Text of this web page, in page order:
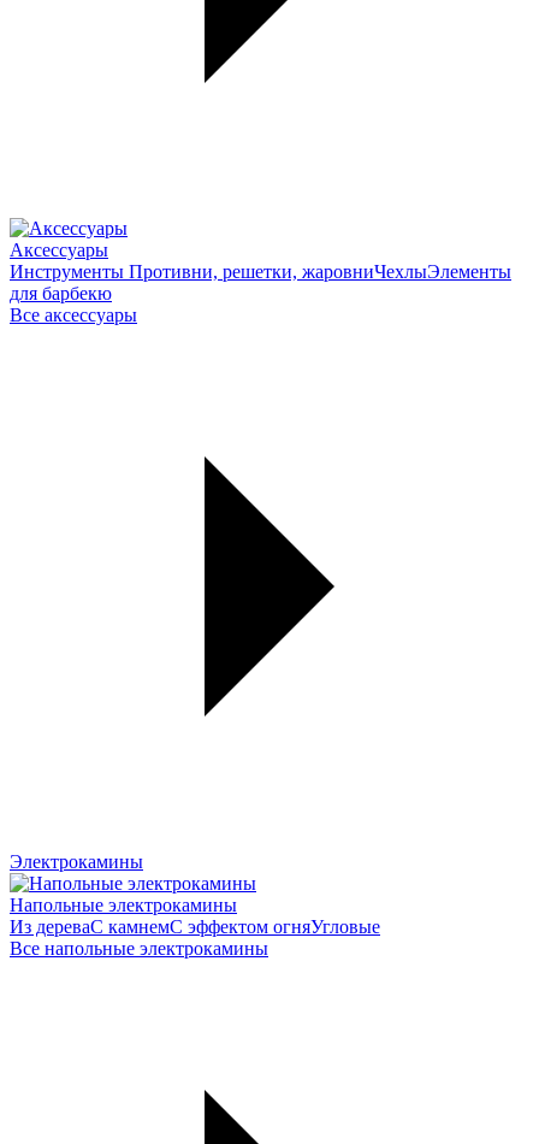
Аксессуары
Инструменты Противни, решетки, жаровниЧехлыЭлементы
для барбекю
Все аксессуары
Электрокамины
Напольные электрокамины
Из дереваС камнемС эффектом огняУгловые
Все напольные электрокамины